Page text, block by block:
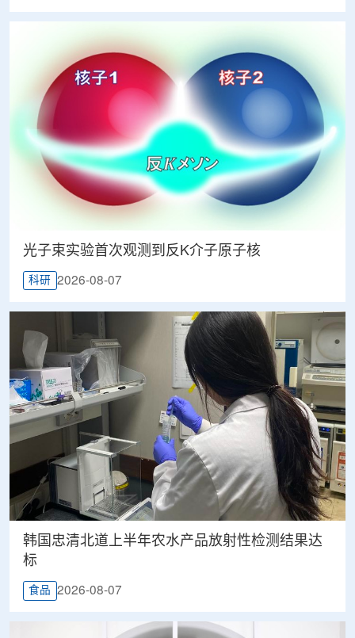
光子束实验首次观测到反K介子原子核
科研 2026-08-07
韩国忠清北道上半年农水产品放射性检测结果达
标
食品 2026-08-07